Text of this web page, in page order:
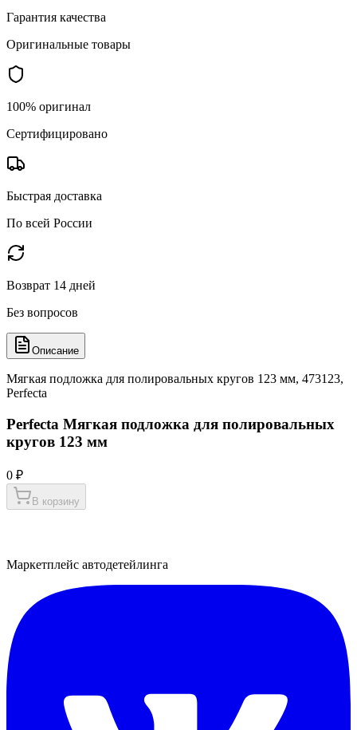
Гарантия качества
Оригинальные товары
100% оригинал
Сертифицировано
Быстрая доставка
По всей России
Возврат 14 дней
Без вопросов
Описание
Мягкая подложка для полировальных кругов 123 мм, 473123,
Perfecta
Perfecta Мягкая подложка для полировальных
кругов 123 мм
0 ₽
В корзину
Маркетплейс автодетейлинга